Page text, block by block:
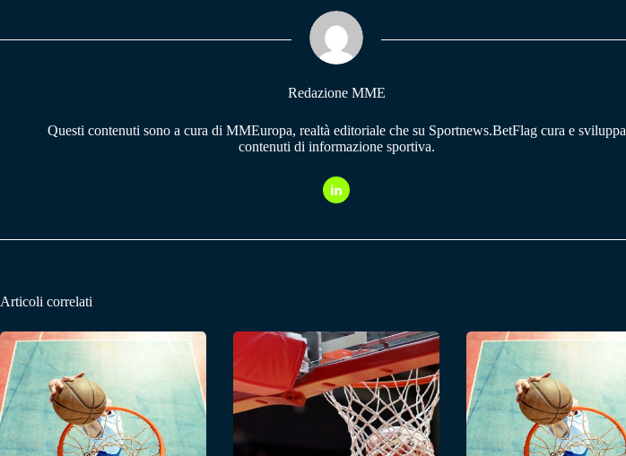
pp m
Redazione MME
Questi contenuti sono a cura di MMEuropa, realtà editoriale che su Sportnews.BetFlag cura e sviluppa
contenuti di informazione sportiva.
Articoli correlati